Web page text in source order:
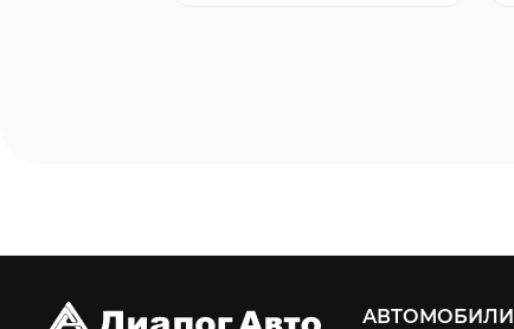
АВТОМОБИЛИ